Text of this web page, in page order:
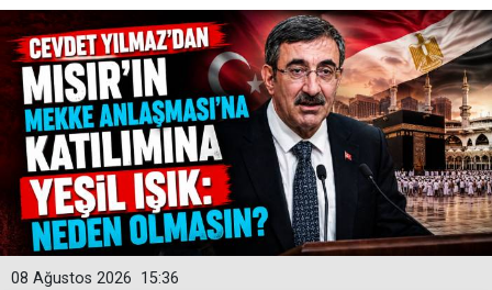
15:36
08 Ağustos 2026